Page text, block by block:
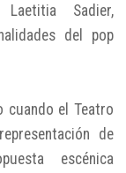
Sadier,
del pop
cuando el Teatro
de
escénica